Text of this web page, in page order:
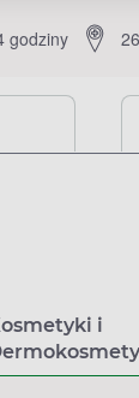
godziny
i